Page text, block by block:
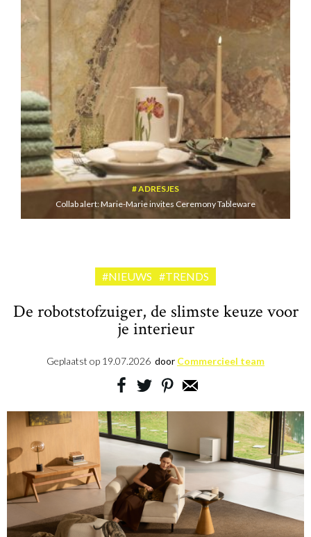
ADRESJES
Collab alert: Marie-Marie invites Ceremony Tableware
#NIEUWS #TRENDS
De robotstofzuiger, de slimste keuze voor
je interieur
Geplaatst op 19.07.2026 door Commercieel team